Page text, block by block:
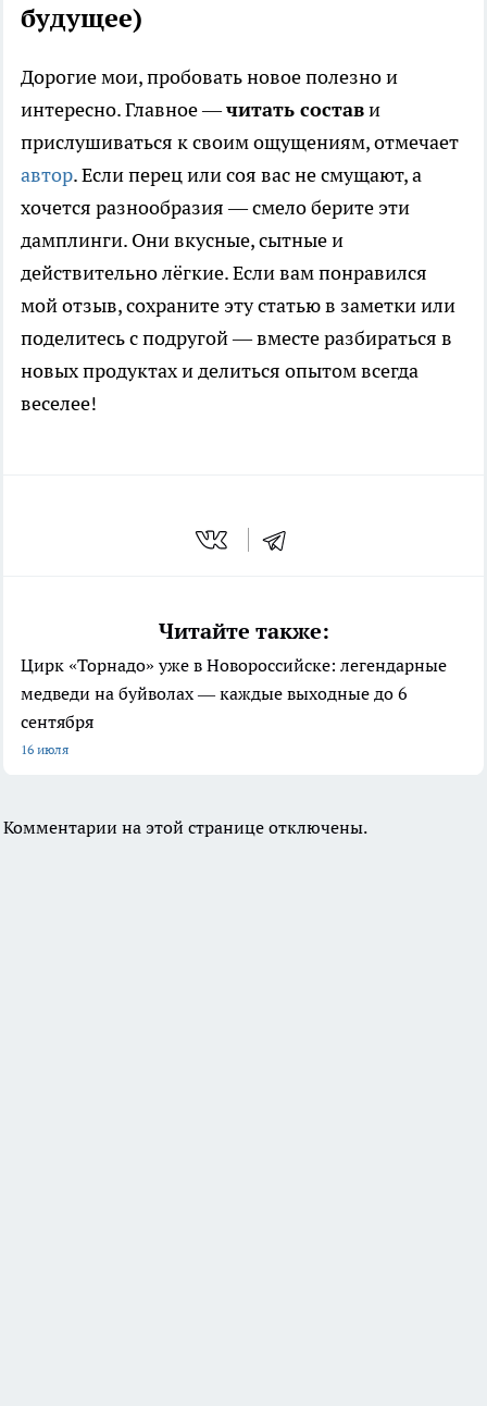
будущее)
Дорогие мои, пробовать новое полезно и
интересно. Главное —читать состави
прислушиваться к своим ощущениям, отмечает
автор. Если перец или соя вас не смущают, а
хочется разнообразия — смело берите эти
дамплинги. Они вкусные, сытные и
действительно лёгкие. Если вам понравился
мой отзыв, сохраните эту статью в заметки или
поделитесь с подругой — вместе разбираться в
новых продуктах и делиться опытом всегда
веселее!
Читайте также:
Цирк «Торнадо» уже в Новороссийске: легендарные
медведи на буйволах — каждые выходные до 6
сентября
16 июля
Комментарии на этой странице отключены.